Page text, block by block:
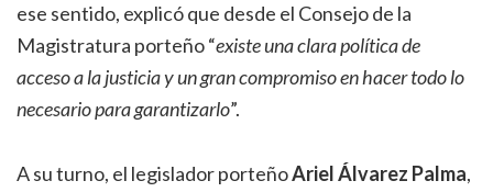
ese sentido, explicó que desde el Consejo de la
Magistratura porteño “existe una clara política de
acceso a la justicia y un gran compromiso en hacer todo lo
necesario para garantizarlo”.
A su turno, el legislador porteñoAriel Álvarez Palma,